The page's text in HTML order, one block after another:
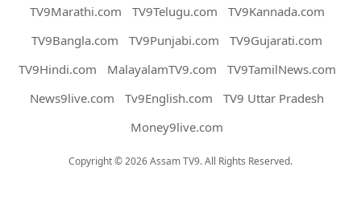
TV9Marathi.com
TV9Telugu.com
TV9Kannada.com
TV9Bangla.com
TV9Punjabi.com
TV9Gujarati.com
TV9Hindi.com
MalayalamTV9.com
TV9TamilNews.com
News9live.com
Tv9English.com
TV9 Uttar Pradesh
Money9live.com
Copyright © 2026 Assam TV9. All Rights Reserved.